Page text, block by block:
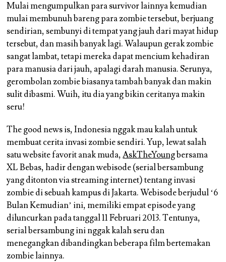
Mulai mengumpulkan para survivor lainnya kemudian
mulai membunuh bareng para zombie tersebut, berjuang
sendirian, sembunyi di tempat yang jauh dari mayat hidup
tersebut, dan masih banyak lagi. Walaupun gerak zombie
sangat lambat, tetapi mereka dapat mencium kehadiran
para manusia dari jauh, apalagi darah manusia. Serunya,
gerombolan zombie biasanya tambah banyak dan makin
sulit dibasmi. Wuih, itu dia yang bikin ceritanya makin
seru!
The good news is, Indonesia nggak mau kalah untuk
membuat cerita invasi zombie sendiri. Yup, lewat salah
satu website favorit anak muda,AskTheYoungbersama
XL Bebas, hadir dengan webisode (serial bersambung
yang ditonton via streaming internet) tentang invasi
zombie di sebuah kampus di Jakarta. Webisode berjudul ‘6
Bulan Kemudian’ ini, memiliki empat episode yang
diluncurkan pada tanggal 11 Februari 2013. Tentunya,
serial bersambung ini nggak kalah seru dan
menegangkan dibandingkan beberapa film bertemakan
zombie lainnya.